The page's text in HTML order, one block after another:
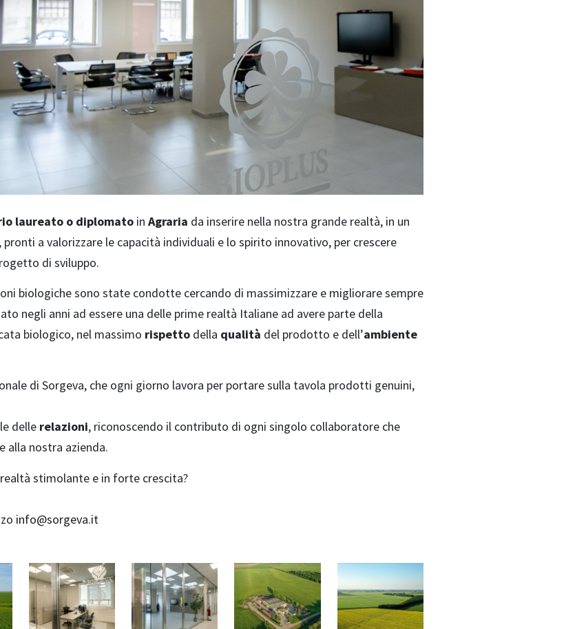
laureato o diplomato in Agraria da inserire nella nostra grande realtà, in un
, pronti a valorizzare le capacità individuali e lo spirito innovativo, per crescere
di sviluppo.
biologiche sono state condotte cercando di massimizzare e migliorare sempre
negli anni ad essere una delle prime realtà Italiane ad avere parte della
biologico, nel massimo rispetto della qualità del prodotto e dell’ambiente
di Sorgeva, che ogni giorno lavora per portare sulla tavola prodotti genuini,
delle relazioni, riconoscendo il contributo di ogni singolo collaboratore che
alla nostra azienda.
stimolante e in forte crescita?
info@sorgeva.it